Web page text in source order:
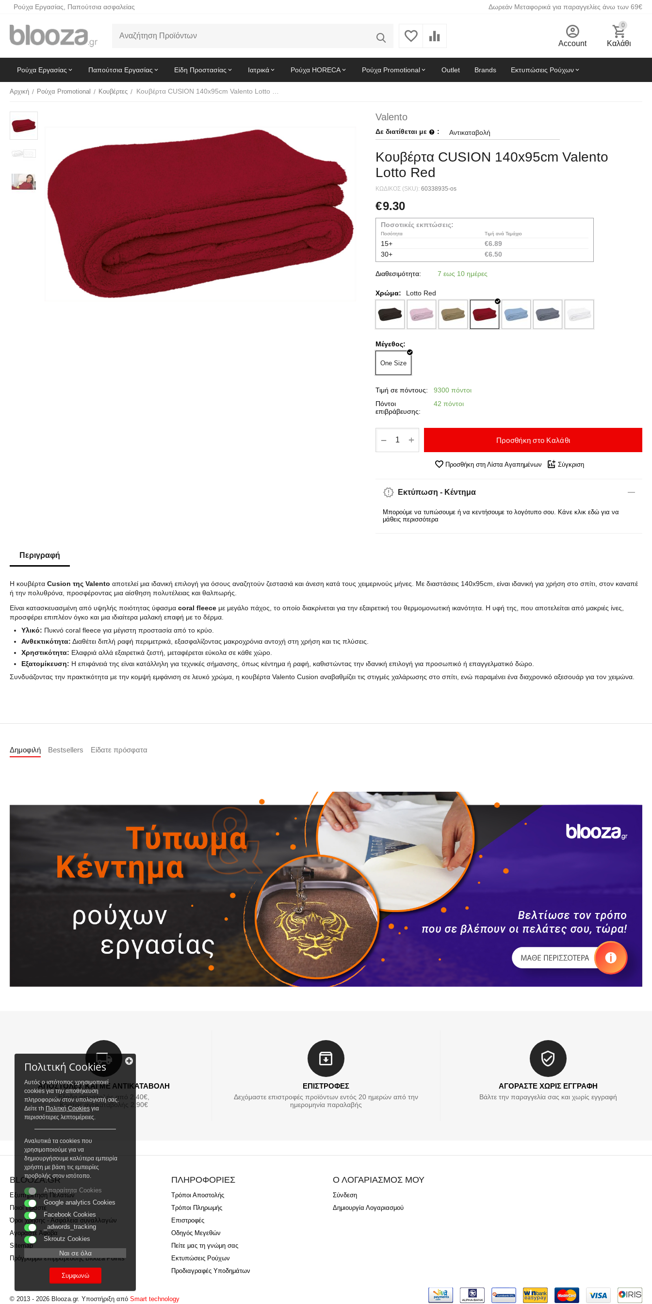
Ρούχα Εργασίας, Παπούτσια ασφαλείας Δωρεάν Μεταφορικά για παραγγελίες άνω των 69€
Account
0
Καλάθι
Ρούχα Εργασίας Παπούτσια Εργασίας Είδη Προστασίας Ιατρικά Ρούχα HORECA Ρούχα Promotional Outlet Brands Εκτυπώσεις Ρούχων
Αρχική / Ρούχα Promotional / Κουβέρτες /
Valento
Δε διατίθεται με : Αντικαταβολή
Κουβέρτα CUSION 140x95cm Valento
Lotto Red
ΚΩΔΙΚΟΣ (SKU): 60338935-os
€9.30
Ποσοτικές εκπτώσεις:
Ποσότητα
15+
30+
Τιμή ανά Τεμάχιο
€6.89
€6.50
Διαθεσιμότητα: 7 εως 10 ημέρες
Χρώμα: Lotto Red
Μέγεθος:
One Size
Τιμή σε πόντους:
9300 πόντοι
Πόντοι
επιβράβευσης:
42 πόντοι
+
− Προσθήκη στο Καλάθι
Προσθήκη στη Λίστα Αγαπημένων Σύγκριση
Εκτύπωση - Κέντημα
Μπορούμε να τυπώσουμε ή να κεντήσουμε το λογότυπο σου. Κάνε κλικ εδώ για να
μάθεις περισσότερα
Περιγραφή
Η κουβέρτα Cusion της Valento αποτελεί μια ιδανική επιλογή για όσους αναζητούν ζεστασιά και άνεση κατά τους χειμερινούς μήνες. Με διαστάσεις 140x95cm, είναι ιδανική για χρήση στο σπίτι, στον καναπέ
ή την πολυθρόνα, προσφέροντας μια αίσθηση πολυτέλειας και θαλπωρής.
Είναι κατασκευασμένη από υψηλής ποιότητας ύφασμα coral fleece με μεγάλο πάχος, το οποίο διακρίνεται για την εξαιρετική του θερμομονωτική ικανότητα. Η υφή της, που αποτελείται από μακριές ίνες,
προσφέρει επιπλέον όγκο και μια ιδιαίτερα μαλακή επαφή με το δέρμα.
Υλικό: Πυκνό coral fleece για μέγιστη προστασία από το κρύο.
Ανθεκτικότητα: Διαθέτει διπλή ραφή περιμετρικά, εξασφαλίζοντας μακροχρόνια αντοχή στη χρήση και τις πλύσεις.
Χρηστικότητα: Ελαφριά αλλά εξαιρετικά ζεστή, μεταφέρεται εύκολα σε κάθε χώρο.
Εξατομίκευση: Η επιφάνειά της είναι κατάλληλη για τεχνικές σήμανσης, όπως κέντημα ή ραφή, καθιστώντας την ιδανική επιλογή για προσωπικό ή επαγγελματικό δώρο.
Συνδυάζοντας την πρακτικότητα με την κομψή εμφάνιση σε λευκό χρώμα, η κουβέρτα Valento Cusion αναβαθμίζει τις στιγμές χαλάρωσης στο σπίτι, ενώ παραμένει ένα διαχρονικό αξεσουάρ για τον χειμώνα.
Δημοφιλή Bestsellers Είδατε πρόσφατα
ΑΠΟΣΤΟΛΕΣ ΚΑΙ ΜΕ ΑΝΤΙΚΑΤΑΒΟΛΗ
Εξοδα αποστολής από 2,40€,
Κόστος αντικαταβολής 2,90€
ΕΠΙΣΤΡΟΦΕΣ
Δεχόμαστε επιστροφές προϊόντων εντός 20 ημερών από την
ημερομηνία παραλαβής
ΑΓΟΡΑΣΤΕ ΧΩΡΙΣ ΕΓΓΡΑΦΗ
Βάλτε την παραγγελία σας και χωρίς εγγραφή
BLOOZA.GR
Εξυπηρέτηση Πελατών
Ποιοί είμαστε
Όροι χρήσης - Ασφάλεια συναλλαγών
Αγοράστε Άφοβα
Sitemap
Πρόγραμμα επιβράβευσης Blooza Points
ΠΛΗΡΟΦΟΡΙΕΣ
Τρόποι Αποστολής
Τρόποι Πληρωμής
Επιστροφές
Οδηγός Μεγεθών
Πείτε μας τη γνώμη σας
Εκτυπώσεις Ρούχων
Προδιαγραφές Υποδημάτων
Ο ΛΟΓΑΡΙΑΣΜΟΣ ΜΟΥ
Σύνδεση
Δημιουργία Λογαριασμού
© 2013 - 2026 Blooza.gr. Υποστήριξη από Smart technology
Πολιτική Cookies
Αυτός ο ιστότοπος χρησιμοποιεί
cookies για την αποθήκευση
πληροφοριών στον υπολογιστή σας.
Δείτε τh Πολιτκή Cookiesγια
περισσότερες λεπτομέρειες.
Αναλυτικά τα cookies που
χρησιμοποιούμε για να
δημιουργήσουμε καλύτερα εμπειρία
χρήστη με βάση τις εμπειρίες
προβολής στον ιστότοπο.
Απαραίτητα Cookies
Google analytics Cookies
Facebook Cookies
_adwords_tracking
Skroutz Cookies
Ναι σε όλα
Συμφωνώ